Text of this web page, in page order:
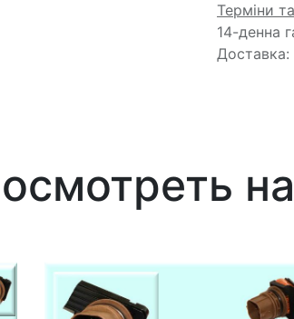
Терміни
14-денна
Доставка: